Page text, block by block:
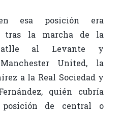
esa posición era
tras la marcha de la
al Levante y
United, la
a la Real Sociedad y
quién cubría
de central o